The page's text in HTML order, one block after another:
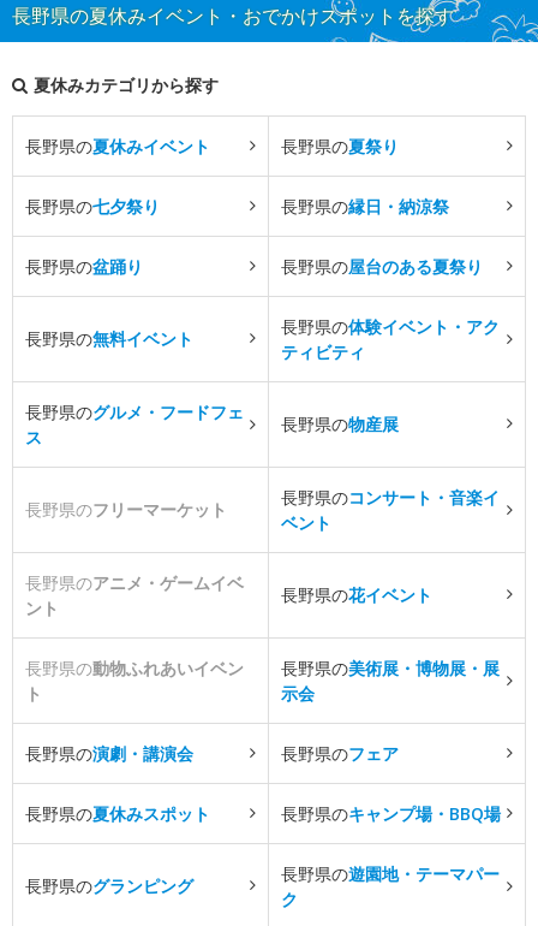
長野県の夏休みイベント・おでかけスポットを探す
夏休みカテゴリから探す
長野県の夏休みイベント 長野県の夏祭り
長野県の七夕祭り 長野県の縁日・納涼祭
長野県の盆踊り 長野県の屋台のある夏祭り
長野県の無料イベント
長野県の体験イベント・アク
ティビティ
長野県のグルメ・フードフェ
ス
長野県の物産展
長野県のフリーマーケット
長野県のコンサート・音楽イ
ベント
長野県のアニメ・ゲームイベ
ント
長野県の花イベント
長野県の動物ふれあいイベン
ト
長野県の美術展・博物展・展
示会
長野県の演劇・講演会 長野県のフェア
長野県の夏休みスポット 長野県のキャンプ場・BBQ場
長野県のグランピング
長野県の遊園地・テーマパー
ク